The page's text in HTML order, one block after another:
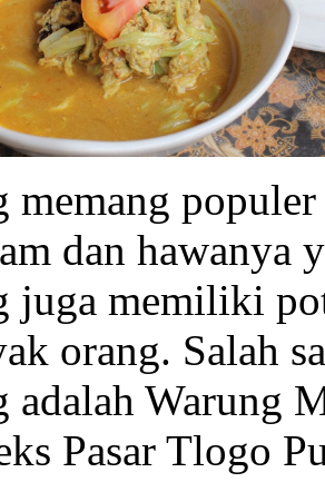
memang
dan hawanya
juga memiliki
orang. Salah
adalah Warung
Pasar Tlogo